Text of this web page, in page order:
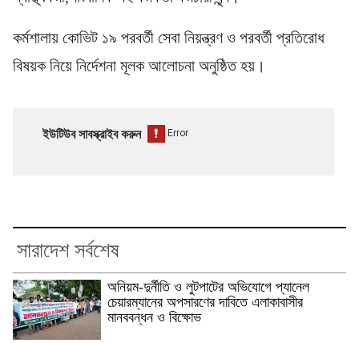
কর্মশালায় কোভিট ১৯ পরবর্তী সেবা নিয়ন্ত্রণ ও পরবর্তী প্রতিরোধ
বিষয়ক নিয়ে নির্দেশনা মূলক আলোচনা অনুষ্ঠিত হয়।
ইউটিউব সাবস্ক্রাইব করুন
সারাদেশ সর্বশেষ
অনিয়ম-দুর্নীতি ও লুটপাটের অভিযোগে প্যানেল
চেয়ারম্যানের অপসারণের দাবিতে এলাকাবাসীর
মানববন্ধন ও বিক্ষোভ